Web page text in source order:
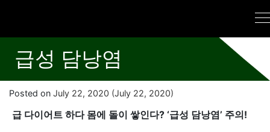
급성 담낭염
Posted on July 22, 2020 (July 22, 2020)
급 다이어트 하다 몸에 돌이 쌓인다? ‘급성 담낭염’ 주의!